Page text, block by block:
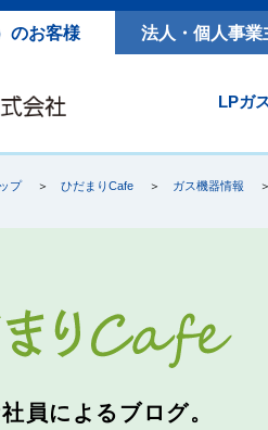
のお客様 法人・個人事業
LPガ
プ ひだまりCafe ガス機器情報
員によるブログ。